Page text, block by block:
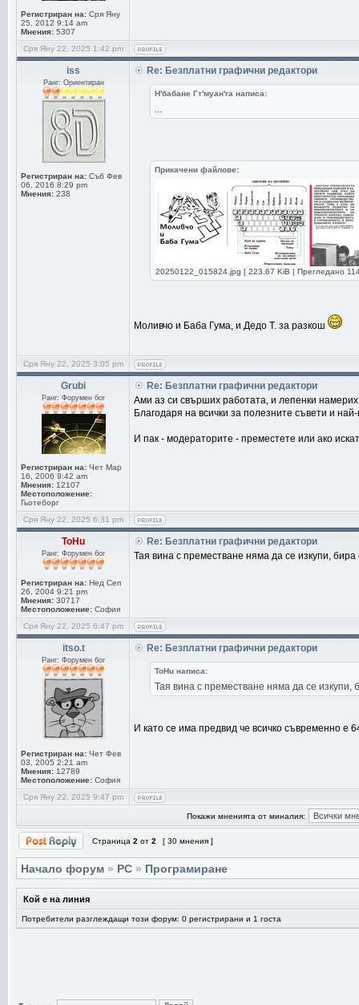
Регистриран на: Сря Яну
25, 2012 9:14 am
Мнения: 5307
Сря Яну 22, 2025 1:42 pm
iss
Ранг: Ориентиран
Регистриран на: Съб Фев
06, 2016 8:29 pm
Мнения: 238
Re: Безплатни графични редактори
Н'бабане Гт'муан'га написа:
...
Прикачени файлове:
20250122_015824.jpg [ 223.67 KiB | Прегледано
Моливчо и Баба Гума, и Дедо Т. за разкош
Сря Яну 22, 2025 3:05 pm
Grubi
Ранг: Форумен бог
Регистриран на: Чет Мар
16, 2006 9:42 am
Мнения: 12107
Местоположение:
Гьотеборг
Re: Безплатни графични редактори
Ами аз си свърших работата, и лепенки
Благодаря на всички за полезните съвети и
И пак - модераторите - преместете или ако
Сря Яну 22, 2025 6:31 pm
ToHu
Ранг: Форумен бог
Регистриран на: Нед Сеп
26, 2004 9:21 pm
Мнения: 30717
Местоположение: София
Re: Безплатни графични редактори
Тая вина с преместване няма да се изкупи,
Сря Яну 22, 2025 6:47 pm
itso.t
Ранг: Форумен бог
Регистриран на: Чет Фев
03, 2005 2:21 am
Мнения: 12789
Местоположение: София
Re: Безплатни графични редактори
ToHu написа:
Тая вина с преместване няма да се изкупи,
И като се има предвид че всичко съвременно е
Сря Яну 22, 2025 9:47 pm
Покажи мненията от миналия:
Страница 2 от 2 [ 30 мнения ]
Начало форум » PC » Програмиране
Кой е на линия
Потребители разглеждащи този форум: 0 регистрирани и 1 госта